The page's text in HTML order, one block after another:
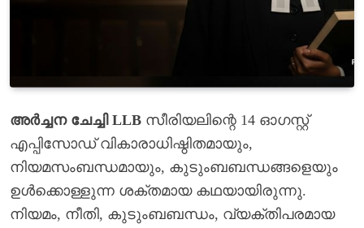
അർച്ചന ചേച്ചി LLB സീരിയലിന്റെ 14 ഓഗസ്റ്റ്
എപ്പിസോഡ് വികാരാധിഷ്ഠിതമായും,
നിയമസംബന്ധമായും, കുടുംബബന്ധങ്ങളെയും
ഉൾക്കൊള്ളുന്ന ശക്തമായ കഥയായിരുന്നു.
നിയമം, നീതി, കുടുംബബന്ധം, വ്യക്തിപരമായ